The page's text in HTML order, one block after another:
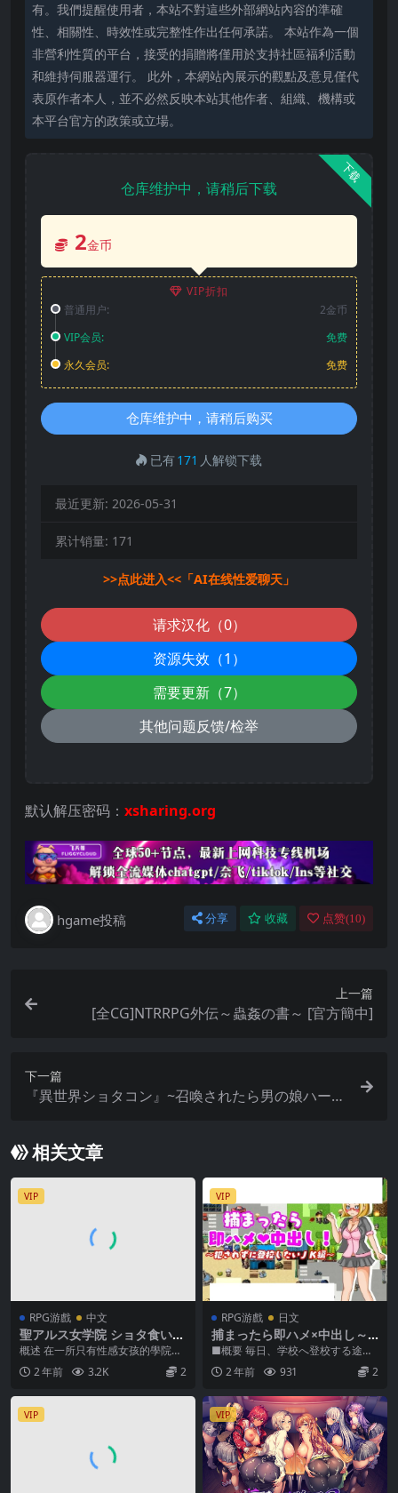
有。我們提醒使用者，本站不對這些外部網站內容的準確
性、相關性、時效性或完整性作出任何承諾。 本站作為一個
非營利性質的平台，接受的捐贈將僅用於支持社區福利活動
和維持伺服器運行。 此外，本網站內展示的觀點及意見僅代
表原作者本人，並不必然反映本站其他作者、組織、機構或
本平台官方的政策或立場。
下载
仓库维护中，请稍后下载
2金币
VIP折扣
普通用户:
2金币
VIP会员:
免费
永久会员:
免费
仓库维护中，请稍后购买
已有171 人解锁下载
最近更新: 2026-05-31
累计销量: 171
>>点此进入<<「AI在线性爱聊天」
请求汉化（0）
资源失效（1）
需要更新（7）
其他问题反馈/检举
默认解压密码： xsharing.org
hgame投稿 分享 收藏 点赞(10)
上一篇
[全CG]NTRRPG外伝～蟲姦の書～ [官方簡中]
下一篇
『異世界ショタコン』~召喚されたら男の娘ハーレ
相关文章
VIP
RPG游戲 中文
聖アルス女学院 ショタ食いサ
キュバスの噂 AI翻中文
概述 在一所只有性感女孩的學院
裡，我被指派進行物品檢查… 不屈
服於誘惑，認真完成...
2 年前 3.2K 2
VIP
RPG游戲 日文
捕まったら即ハメ×中出し～
犯されずに登校したいJK編～
■概要 毎日、学校へ登校する途中
で『必ず犯されてしまう』という
悩みを抱えたJK・...
2 年前 931 2
VIP VIP